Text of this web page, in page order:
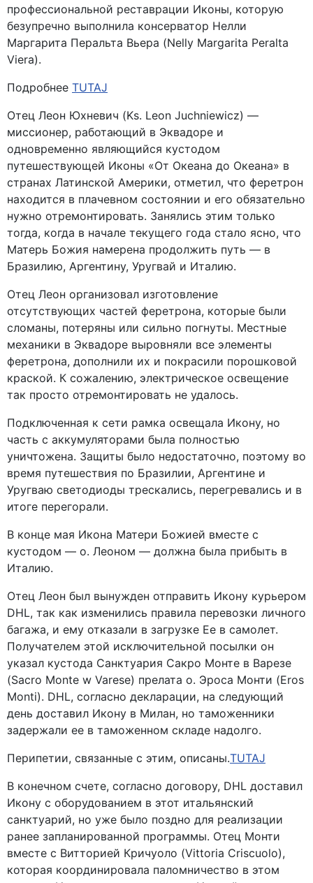
профессиональной реставрации Иконы, которую
безупречно выполнила консерватор Нелли
Маргарита Перальта Вьера (Nelly Margarita Peralta
Viera).
Подробнее TUTAJ
Отец Леон Юхневич (Ks. Leon Juchniewicz) —
миссионер, работающий в Эквадоре и
одновременно являющийся кустодом
путешествующей Иконы «От Океана до Океана» в
странах Латинской Америки, отметил, что феретрон
находится в плачевном состоянии и его обязательно
нужно отремонтировать. Занялись этим только
тогда, когда в начале текущего года стало ясно, что
Матерь Божия намерена продолжить путь — в
Бразилию, Аргентину, Уругвай и Италию.
Отец Леон организовал изготовление
отсутствующих частей феретрона, которые были
сломаны, потеряны или сильно погнуты. Местные
механики в Эквадоре выровняли все элементы
феретрона, дополнили их и покрасили порошковой
краской. К сожалению, электрическое освещение
так просто отремонтировать не удалось.
Подключенная к сети рамка освещала Икону, но
часть с аккумуляторами была полностью
уничтожена. Защиты было недостаточно, поэтому во
время путешествия по Бразилии, Аргентине и
Уругваю светодиоды трескались, перегревались и в
итоге перегорали.
В конце мая Икона Матери Божией вместе с
кустодом — о. Леоном — должна была прибыть в
Италию.
Отец Леон был вынужден отправить Икону курьером
DHL, так как изменились правила перевозки личного
багажа, и ему отказали в загрузке Ее в самолет.
Получателем этой исключительной посылки он
указал кустода Санктуария Сакро Монте в Варезе
(Sacro Monte w Varese) прелата о. Эроса Монти (Eros
Monti). DHL, согласно декларации, на следующий
день доставил Икону в Милан, но таможенники
задержали ее в таможенном складе надолго.
Перипетии, связанные с этим, описаны.TUTAJ
В конечном счете, согласно договору, DHL доставил
Икону с оборудованием в этот итальянский
санктуарий, но уже было поздно для реализации
ранее запланированной программы. Отец Монти
вместе с Витторией Кричуоло (Vittoria Criscuolo),
которая координировала паломничество в этом